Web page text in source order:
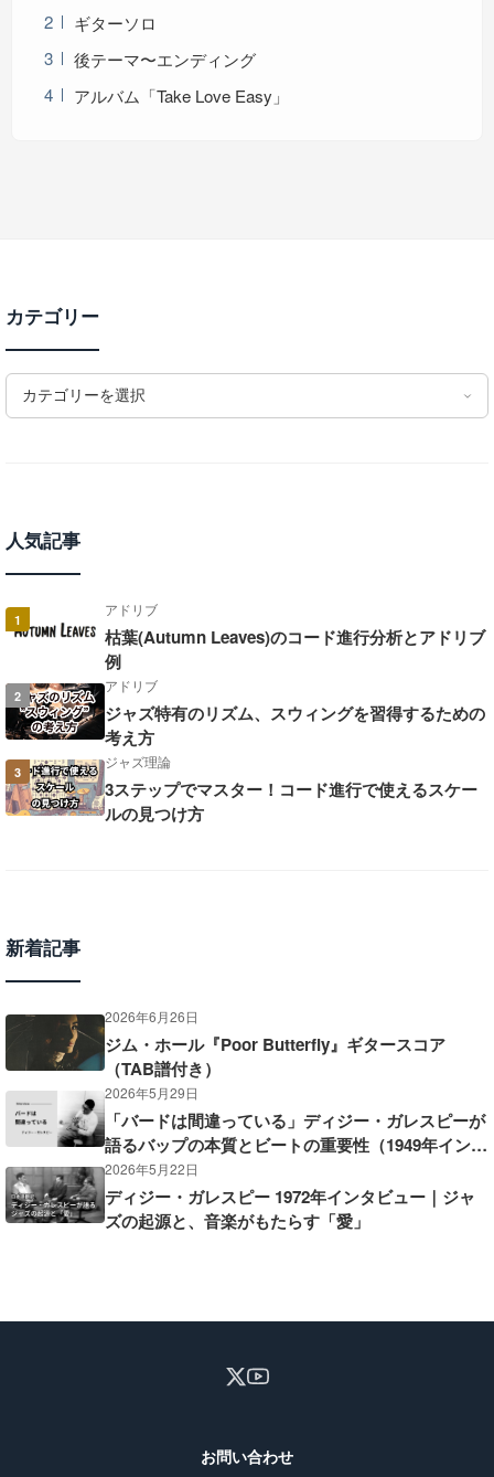
ギターソロ
後テーマ〜エンディング
アルバム「Take Love Easy」
カテゴリー
カテゴリーを選択
人気記事
1
アドリブ
枯葉(Autumn Leaves)のコード進行分析とアドリブ
例
2
アドリブ
ジャズ特有のリズム、スウィングを習得するための
考え方
3
ジャズ理論
3ステップでマスター！コード進行で使えるスケー
ルの見つけ方
新着記事
2026年6月26日
ジム・ホール『Poor Butterfly』ギタースコア
（TAB譜付き）
2026年5月29日
「バードは間違っている」ディジー・ガレスピーが
語るバップの本質とビートの重要性（1949年インタ
ビュー）
2026年5月22日
ディジー・ガレスピー 1972年インタビュー｜ジャ
ズの起源と、音楽がもたらす「愛」
お問い合わせ